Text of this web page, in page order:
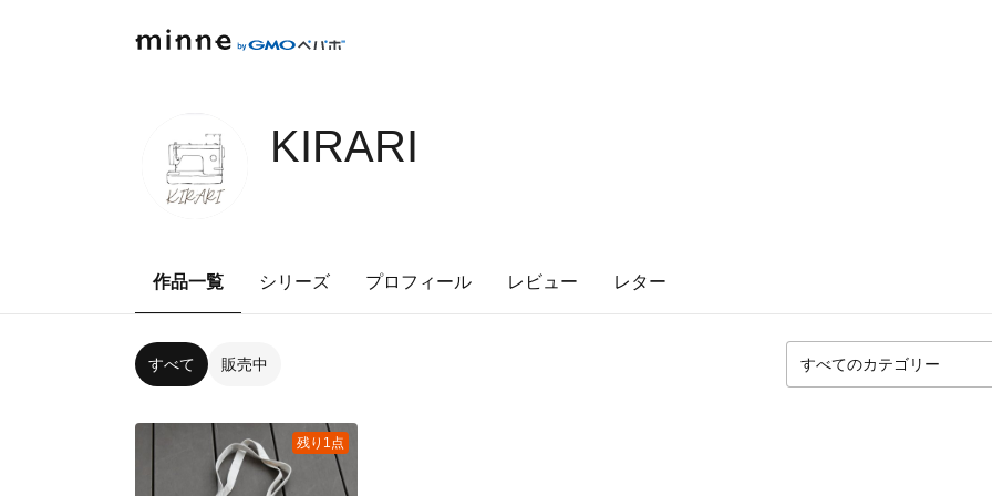
KIRARI
作品一覧 シリーズ プロフィール レビュー レター
すべて 販売中
残り1点